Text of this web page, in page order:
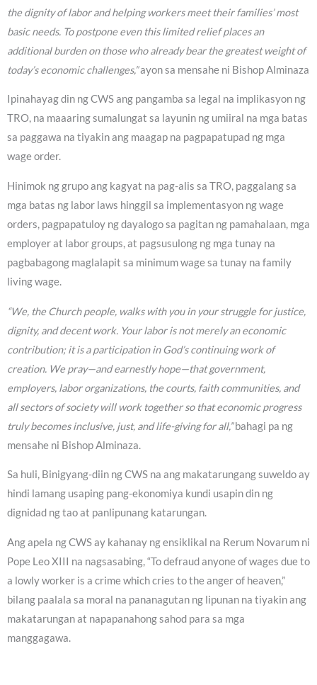
the dignity of labor and helping workers meet their families’ most
basic needs. To postpone even this limited relief places an
additional burden on those who already bear the greatest weight of
today’s economic challenges,”ayon sa mensahe ni Bishop Alminaza
Ipinahayag din ng CWS ang pangamba sa legal na implikasyon ng
TRO, na maaaring sumalungat sa layunin ng umiiral na mga batas
sa paggawa na tiyakin ang maagap na pagpapatupad ng mga
wage order.
Hinimok ng grupo ang kagyat na pag-alis sa TRO, paggalang sa
mga batas ng labor laws hinggil sa implementasyon ng wage
orders, pagpapatuloy ng dayalogo sa pagitan ng pamahalaan, mga
employer at labor groups, at pagsusulong ng mga tunay na
pagbabagong maglalapit sa minimum wage sa tunay na family
living wage.
“We, the Church people, walks with you in your struggle for justice,
dignity, and decent work. Your labor is not merely an economic
contribution; it is a participation in God’s continuing work of
creation. We pray—and earnestly hope—that government,
employers, labor organizations, the courts, faith communities, and
all sectors of society will work together so that economic progress
truly becomes inclusive, just, and life-giving for all,”bahagi pa ng
mensahe ni Bishop Alminaza.
Sa huli, Binigyang-diin ng CWS na ang makatarungang suweldo ay
hindi lamang usaping pang-ekonomiya kundi usapin din ng
dignidad ng tao at panlipunang katarungan.
Ang apela ng CWS ay kahanay ng ensiklikal na Rerum Novarum ni
Pope Leo XIII na nagsasabing, “To defraud anyone of wages due to
a lowly worker is a crime which cries to the anger of heaven,”
bilang paalala sa moral na pananagutan ng lipunan na tiyakin ang
makatarungan at napapanahong sahod para sa mga
manggagawa.